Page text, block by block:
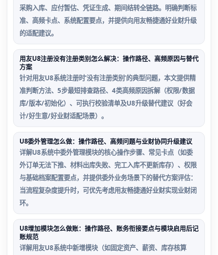
采购入库、应付暂估、凭证生成、期间结转全链路。明确判断标
准、高频卡点、系统配置要点，并提供向用友畅捷通好业财升级
的适配建议。
用友U8注册没有注册类别怎么解决：操作路径、高频原因与替代
方案
针对用友U8系统注册时‘没有注册类别’的典型问题，本文提供精
准判断方法、5步最短排查路径、4类高频原因拆解（权限/数据
库/版本/初始化）、可执行校验清单及U8升级替代建议（好会
计/好生意/好业财适配场景）。
U8委外管理怎么做：操作路径、高频问题与业财协同升级建议
详解U8系统中委外管理模块的核心操作步骤、常见卡点（如委
外订单无法下推、材料出库失败、完工入库不更新库存）、权限
与基础档案配置要点，并提供委外业务场景下的替代方案评估：
当流程复杂度提升时，可优先考虑用友畅捷通好业财实现业财闭
环。
U8增加模块怎么做账：操作路径、账务衔接要点与模块启用后记
账规范
详解用友U8系统中新增模块（如固定资产、薪资、库存核算